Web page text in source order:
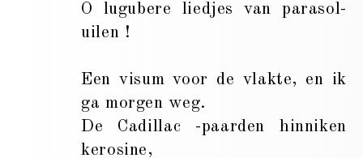
O lugubere liedjes van parasol-
uilen !
Een visum voor de vlakte, en ik
ga morgen weg.
De Cadillac -paarden hinniken
kerosine,